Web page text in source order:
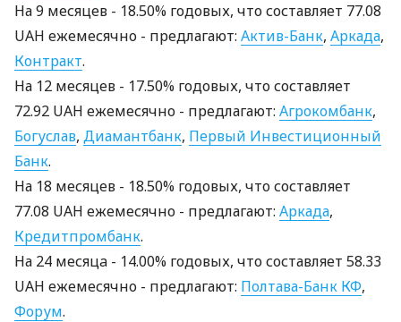
На 9 месяцев - 18.50% годовых, что составляет 77.08
UAH ежемесячно - предлагают: Актив-Банк, Аркада,
Контракт.
На 12 месяцев - 17.50% годовых, что составляет
72.92 UAH ежемесячно - предлагают: Агрокомбанк,
Богуслав, Диамантбанк, Первый Инвестиционный
Банк.
На 18 месяцев - 18.50% годовых, что составляет
77.08 UAH ежемесячно - предлагают: Аркада,
Кредитпромбанк.
На 24 месяцa - 14.00% годовых, что составляет 58.33
UAH ежемесячно - предлагают: Полтава-Банк КФ,
Форум.